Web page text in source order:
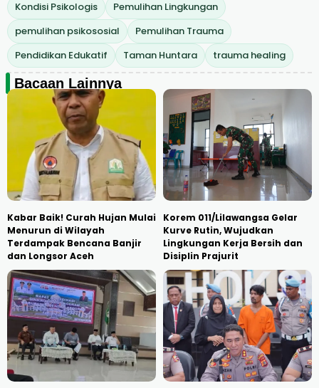
Kondisi Psikologis
Pemulihan Lingkungan
pemulihan psikososial
Pemulihan Trauma
Pendidikan Edukatif
Taman Huntara trauma healing
Bacaan Lainnya
Kabar Baik! Curah Hujan Mulai
Menurun di Wilayah
Terdampak Bencana Banjir
dan Longsor Aceh
Korem 011/Lilawangsa Gelar
Kurve Rutin, Wujudkan
Lingkungan Kerja Bersih dan
Disiplin Prajurit